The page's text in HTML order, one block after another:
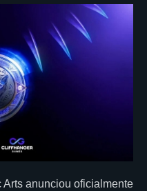
anunciou oficialmente